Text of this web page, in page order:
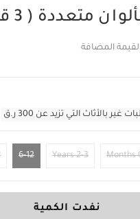
متعددة ( 3 قطع)
المضافة
التي تزيد عن 300 ر.ق
2-3 Years
6-12
نفدت الكمية